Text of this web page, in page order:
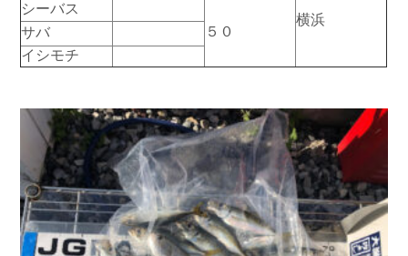
お問い合わせ 会社概要
横浜
シーバス
５０
サバ
イシモチ